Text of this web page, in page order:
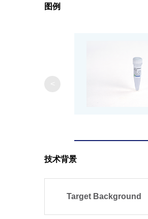
图例
技术背景
Target Background